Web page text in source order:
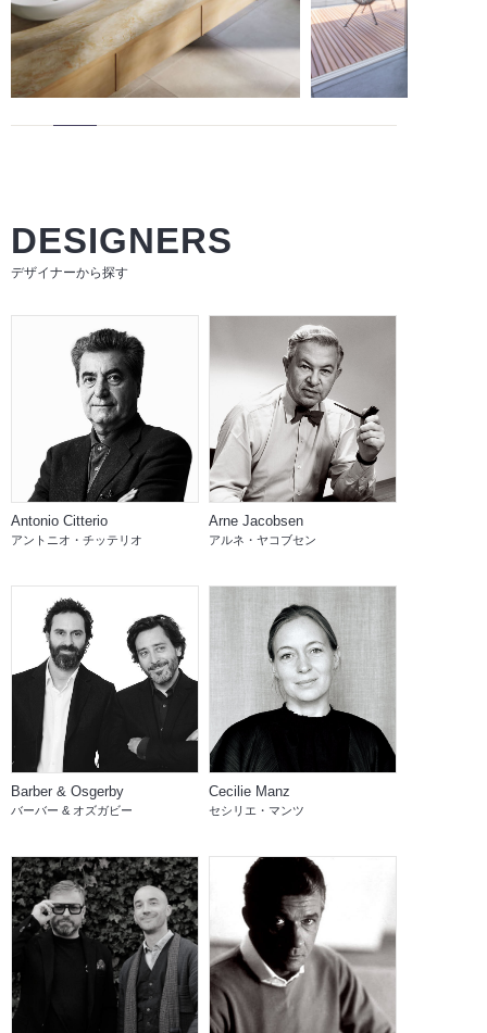
DESIGNERS
デザイナーから探す
Antonio Citterio
アントニオ・チッテリオ
Arne Jacobsen
アルネ・ヤコブセン
Barber & Osgerby
バーバー & オズガビー
Cecilie Manz
セシリエ・マンツ